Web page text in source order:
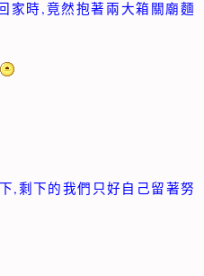
家時 ,竟然抱著兩大箱關廟麵
,剩下的我們只好自己留著努